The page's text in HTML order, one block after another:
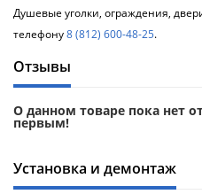
Душевые уголки, ограждения,
телефону8 (812) 600-48-25.
Отзывы
О данном товаре пока нет
первым!
Установка и демонтаж